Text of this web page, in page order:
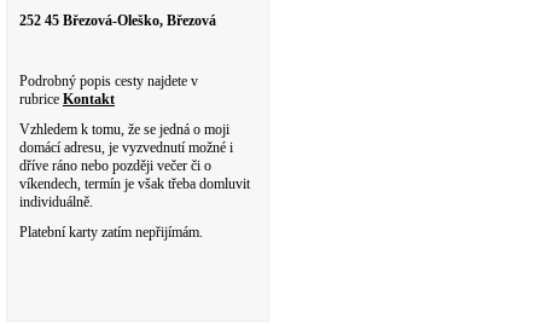
252 45 Březová-Oleško, Březová
Podrobný popis cesty najdete v
rubrice Kontakt
Vzhledem k tomu, že se jedná o moji
domácí adresu, je vyzvednutí možné i
dříve ráno nebo později večer či o
víkendech, termín je však třeba domluvit
individuálně.
Platební karty zatím nepřijímám.